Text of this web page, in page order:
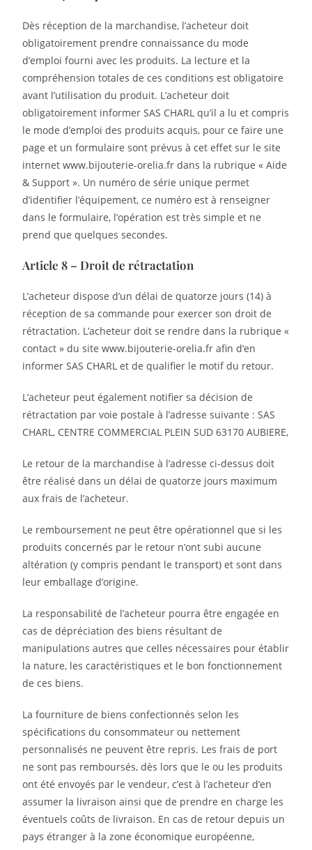
Dès réception de la marchandise, l’acheteur doit
obligatoirement prendre connaissance du mode
d’emploi fourni avec les produits. La lecture et la
compréhension totales de ces conditions est obligatoire
avant l’utilisation du produit. L’acheteur doit
obligatoirement informer SAS CHARL qu’il a lu et compris
le mode d’emploi des produits acquis, pour ce faire une
page et un formulaire sont prévus à cet effet sur le site
internet www.bijouterie-orelia.fr dans la rubrique « Aide
& Support ». Un numéro de série unique permet
d’identifier l’équipement, ce numéro est à renseigner
dans le formulaire, l’opération est très simple et ne
prend que quelques secondes.
Article 8 – Droit de rétractation
L’acheteur dispose d’un délai de quatorze jours (14) à
réception de sa commande pour exercer son droit de
rétractation. L’acheteur doit se rendre dans la rubrique «
contact » du site www.bijouterie-orelia.fr afin d’en
informer SAS CHARL et de qualifier le motif du retour.
L’acheteur peut également notifier sa décision de
rétractation par voie postale à l’adresse suivante : SAS
CHARL, CENTRE COMMERCIAL PLEIN SUD 63170 AUBIERE,
Le retour de la marchandise à l’adresse ci-dessus doit
être réalisé dans un délai de quatorze jours maximum
aux frais de l’acheteur.
Le remboursement ne peut être opérationnel que si les
produits concernés par le retour n’ont subi aucune
altération (y compris pendant le transport) et sont dans
leur emballage d’origine.
La responsabilité de l’acheteur pourra être engagée en
cas de dépréciation des biens résultant de
manipulations autres que celles nécessaires pour établir
la nature, les caractéristiques et le bon fonctionnement
de ces biens.
La fourniture de biens confectionnés selon les
spécifications du consommateur ou nettement
personnalisés ne peuvent être repris. Les frais de port
ne sont pas remboursés, dès lors que le ou les produits
ont été envoyés par le vendeur, c’est à l’acheteur d’en
assumer la livraison ainsi que de prendre en charge les
éventuels coûts de livraison. En cas de retour depuis un
pays étranger à la zone économique européenne,